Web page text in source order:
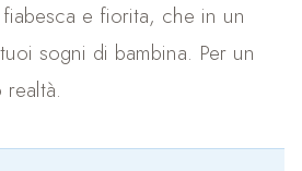
e fiorita, che in un
sogni di bambina. Per un